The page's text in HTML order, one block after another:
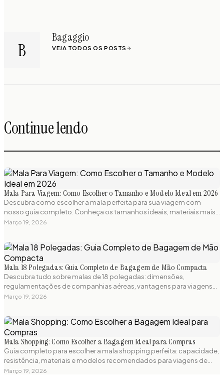
B
Bagaggio
VEJA TODOS OS POSTS
Continue lendo
Mala Para Viagem: Como Escolher o Tamanho e Modelo Ideal em 2026
Descubra como escolher a mala perfeita para sua viagem com
nosso guia completo. Conheça os tamanhos ideais, materiais mais
resistentes e regulamentações de bagagem para viajar sem
Março 19, 2026
Mala 18 Polegadas: Guia Completo de Bagagem de Mão Compacta
Descubra tudo sobre malas de 18 polegadas: dimensões,
regulamentações de companhias aéreas, vantagens para viagens
curtas e os melhores modelos compactos disponíveis. Guia prático
Março 19, 2026
Mala Shopping: Como Escolher a Bagagem Ideal para Compras
Guia completo para escolher a mala shopping perfeita: capacidade,
resistência, materiais e modelos recomendados para viagens de
compras. Dicas práticas e produtos testados para sua próxima
Março 19, 2026